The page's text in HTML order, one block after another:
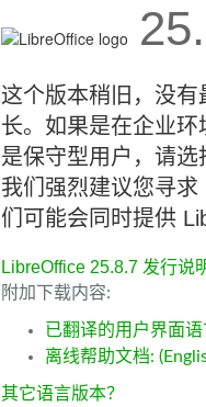
这个版本稍旧，没
长。如果是在企业
是保守型用户，请选
我们强烈建议您寻求
们可能会同时提供
LibreOffice 25.8.7 发行说
附加下载内容:
已翻译的用户界面语
离线帮助文档:
其它语言版本？